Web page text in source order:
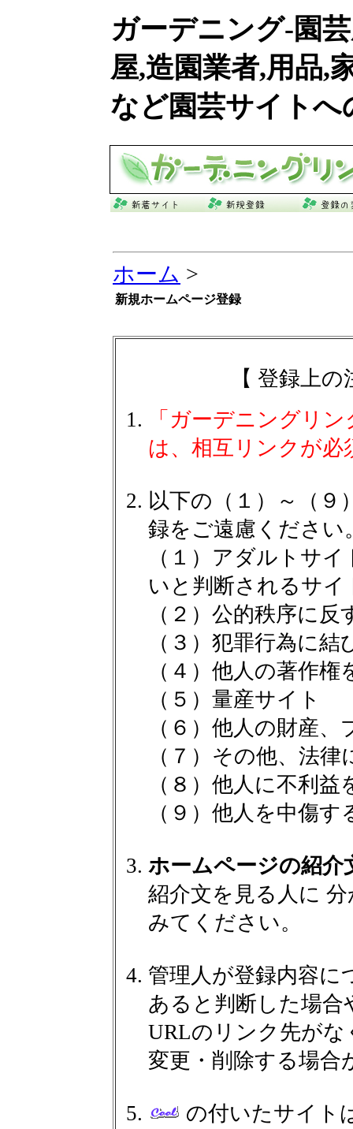
ガーデニング-園
屋,造園業者,用品,
など園芸サイトへ
ホーム >
新規ホームページ登録
【 登録上
「ガーデニングリ
は、相互リンクが
以下の（１）～（９
録をご遠慮ください
（１）アダルトサ
いと判断されるサイ
（２）公的秩序に
（３）犯罪行為に
（４）他人の著作
（５）量産サイト
（６）他人の財産
（７）その他、法
（８）他人に不利
（９）他人を中傷す
ホームページの紹介
紹介文を見る人に
みてください。
管理人が登録内容に
あると判断した場合
URLのリンク先が
変更・削除する場合
の付いたサイト